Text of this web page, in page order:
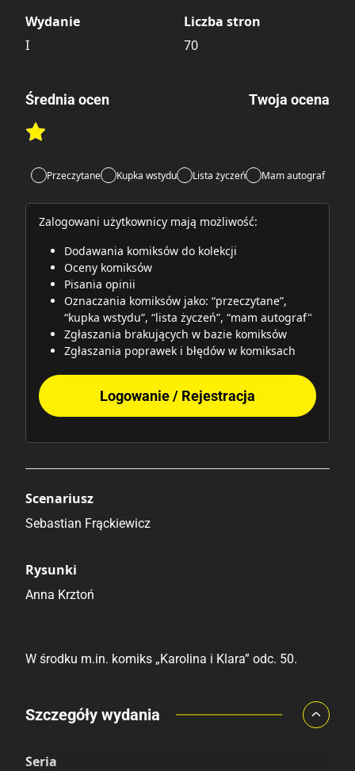
Wydanie
I
Liczba stron
70
Średnia ocen
Rate this item:
Twoja ocena
Przeczytane Kupka wstydu Lista życzeń Mam autograf
Zalogowani użytkownicy mają możliwość:
Dodawania komiksów do kolekcji
Oceny komiksów
Pisania opinii
Oznaczania komiksów jako: “przeczytane”,
“kupka wstydu”, “lista życzeń”, “mam autograf"
Zgłaszania brakujących w bazie komiksów
Zgłaszania poprawek i błędów w komiksach
Logowanie / Rejestracja
Scenariusz
Sebastian Frąckiewicz
Rysunki
Anna Krztoń
W środku m.in. komiks „Karolina i Klara” odc. 50.
Porównaj ceny
Szczegóły wydania
Seria